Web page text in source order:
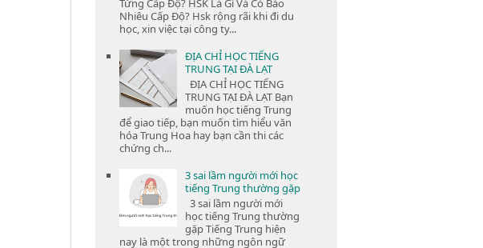
Từng Cấp Độ? HSK Là Gì Và Có Bảo
Nhiêu Cấp Độ? Hsk rộng rãi khi đi du
học, xin việc tại công ty...
ĐỊA CHỈ HỌC TIẾNG
TRUNG TẠI ĐÀ LẠT
ĐỊA CHỈ HỌC TIẾNG
TRUNG TẠI ĐÀ LẠT Bạn
muốn học tiếng Trung
để giao tiếp, bạn muốn tìm hiểu văn
hóa Trung Hoa hay bạn cần thi các
chứng ch...
3 sai lầm người mới học
tiếng Trung thường gặp
3 sai lầm người mới
học tiếng Trung thường
gặp Tiếng Trung hiện
nay là một trong những ngôn ngữ